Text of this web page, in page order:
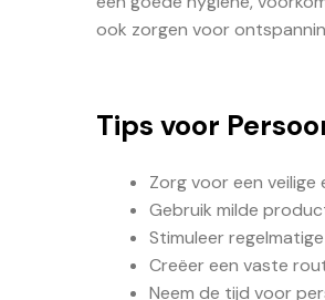
ook zorgen voor
Tips voor
Zorg voor een
Gebruik milde
Stimuleer
Creëer een vaste
Neem de tijd voor